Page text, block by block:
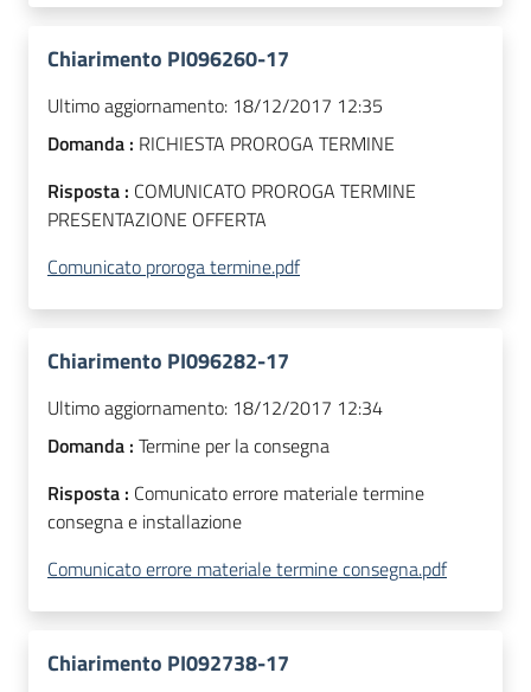
Chiarimento PI096260-17
Ultimo aggiornamento: 18/12/2017 12:35
Domanda : RICHIESTA PROROGA TERMINE
Risposta : COMUNICATO PROROGA TERMINE
PRESENTAZIONE OFFERTA
Comunicato proroga termine.pdf
Chiarimento PI096282-17
Ultimo aggiornamento: 18/12/2017 12:34
Domanda : Termine per la consegna
Risposta : Comunicato errore materiale termine
consegna e installazione
Comunicato errore materiale termine consegna.pdf
Chiarimento PI092738-17